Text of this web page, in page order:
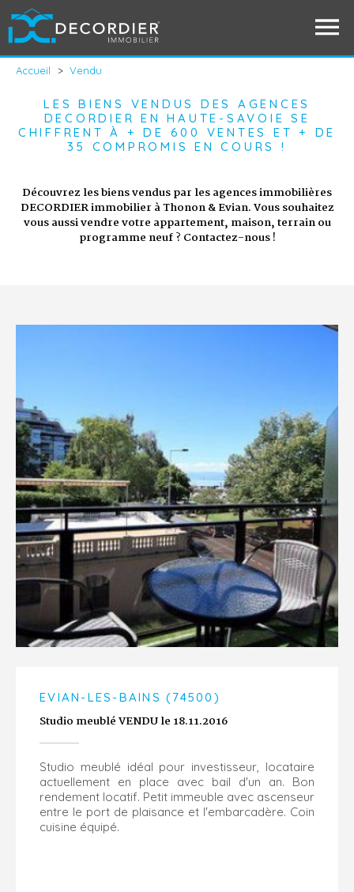
Accueil > Vendu
LES BIENS VENDUS DES AGENCES
DECORDIER EN HAUTE-SAVOIE SE
CHIFFRENT À + DE 600 VENTES ET + DE
35 COMPROMIS EN COURS !
Découvrez les biens vendus par les agences immobilières
DECORDIER immobilier à Thonon & Evian. Vous souhaitez
vous aussi vendre votre appartement, maison, terrain ou
programme neuf ? Contactez-nous !
EVIAN-LES-BAINS (74500)
Studio meublé VENDU le 18.11.2016
Studio meublé idéal pour investisseur, locataire
actuellement en place avec bail d'un an. Bon
rendement locatif. Petit immeuble avec ascenseur
entre le port de plaisance et l'embarcadère. Coin
cuisine équipé.